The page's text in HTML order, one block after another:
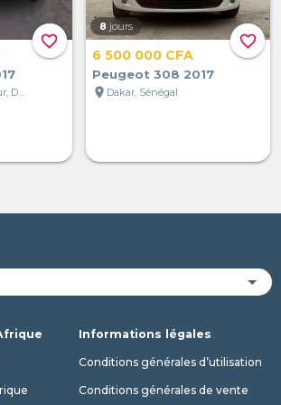
favorite_border
Mermoz-Sacré Coeur, Dakar, Sénégal
favorite_border
8 jours
6 500 000 CFA
Peugeot 308 2017
location_on Dakar, Sénégal
Informations légales
Conditions générales d’utilisation
Conditions générales de vente